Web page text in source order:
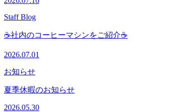
Staff Blog
☕社内のコーヒーマシンをご紹介☕
2026.07.01
お知らせ
夏季休暇のお知らせ
2026.05.30